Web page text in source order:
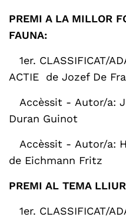
PREMI A LA MILLOR
FAUNA:
1er. CLASSIFICAT/
ACTIE de Jozef De
Accèssit - Autor/a:
Duran Guinot
Accèssit - Autor/a:
de Eichmann Fritz
PREMI AL TEMA
1er. CLASSIFICAT/